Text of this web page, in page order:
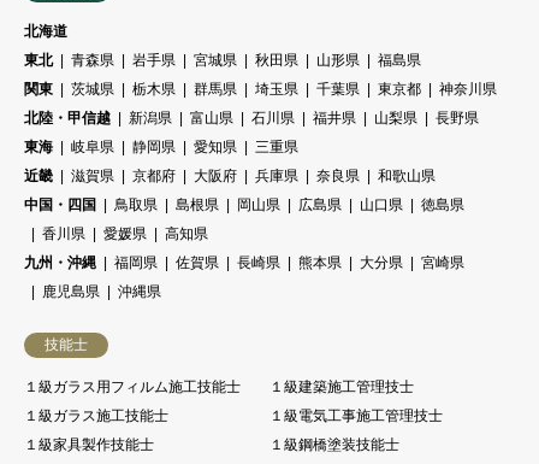
北海道
東北
青森県 岩手県 宮城県 秋田県 山形県
福島県
関東
茨城県 栃木県 群馬県 埼玉県 千葉県 東京都
神奈川県
北陸・甲信越
新潟県 富山県 石川県 福井県 山梨県
長野県
東海
岐阜県 静岡県 愛知県
三重県
近畿
滋賀県 京都府 大阪府 兵庫県 奈良県
和歌山県
中国・四国
鳥取県 島根県 岡山県 広島県 山口県
徳島県
香川県
愛媛県
高知県
九州・沖縄
福岡県 佐賀県 長崎県 熊本県 大分県
宮崎県
鹿児島県
沖縄県
技能士
１級ガラス用フィルム施工技能士
１級建築施工管理技士
１級ガラス施工技能士
１級電気工事施工管理技士
１級家具製作技能士
１級鋼橋塗装技能士